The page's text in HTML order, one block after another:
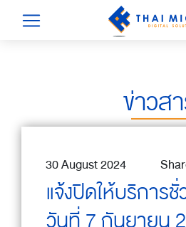
ข่าวส
30 August 2024
แจ้งปิดให้บริการชั่